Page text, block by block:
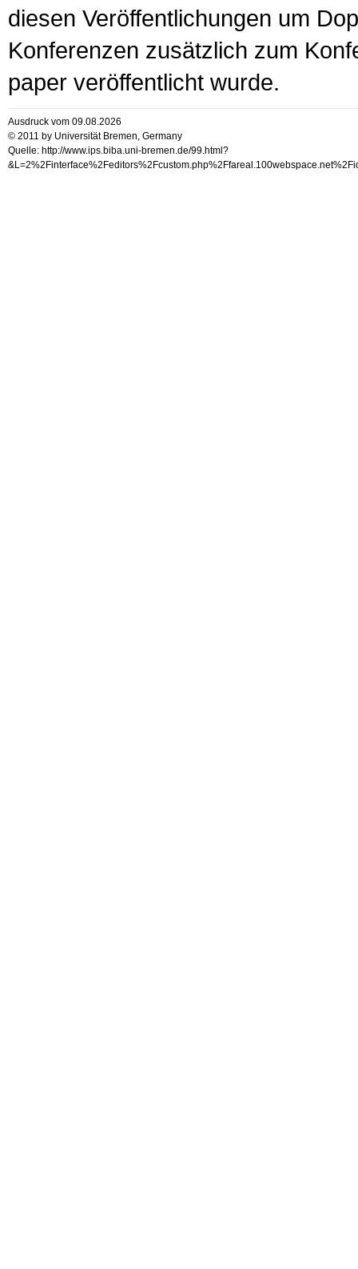
diesen Veröffentlichungen um
Konferenzen zusätzlich zum
paper veröffentlicht wurde.
Ausdruck vom 09.08.2026
© 2011 by Universität Bremen, Germany
Quelle: http://www.ips.biba.uni-bremen.de/99.html?